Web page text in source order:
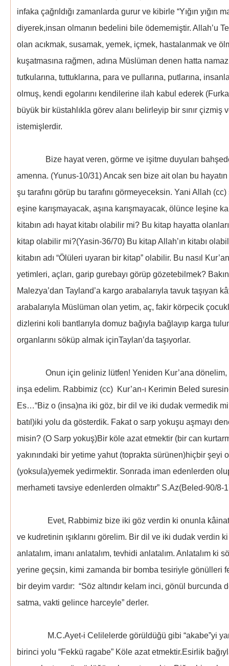
infaka çağrıldığı zamanlarda gurur ve kibirle “Yığın yığın
diyerek,insan olmanın bedelini bile ödememiştir. Allah’u
olan acıkmak, susamak, yemek, içmek, hastalanmak ve
kuşatmasına rağmen, adına Müslüman denen hatta
tutkularına, tuttuklarına, para ve pullarına, putlarına,
olmuş, kendi egolarını kendilerine ilah kabul ederek
büyük bir küstahlıkla görev alanı belirleyip bir sınır çizmiş
istemişlerdir.
Bize hayat veren, görme ve işitme duyuları
amenna. (Yunus-10/31) Ancak sen bize ait olan bu
şu tarafını görüp bu tarafını görmeyeceksin. Yani Allah
eşine karışmayacak, aşına karışmayacak, ölünce leşine
kitabın adı hayat kitabı olabilir mi? Bu kitap hayatta
kitap olabilir mi?(Yasin-36/70) Bu kitap Allah’ın kitabı
kitabın adı “Ölüleri uyaran bir kitap” olabilir. Bu nasıl
yetimleri, açları, garip gurebayı görüp gözetebilmek?
Malezya’dan Tayland’a kargo arabalarıyla tavuk taşıyan
arabalarıyla Müslüman olan yetim, aç, fakir körpecik
dizlerini koli bantlarıyla domuz bağıyla bağlayıp karga
organlarını söküp almak içinTaylan’da taşıyorlar.
Onun için geliniz lütfen! Yeniden Kur’ana dönelim,
inşa edelim. Rabbimiz (cc) Kur’an-ı Kerimin Beled
Es…“Biz o (insa)na iki göz, bir dil ve iki dudak vermedik
batıl)iki yolu da gösterdik. Fakat o sarp yokuşu aşmayı
misin? (O Sarp yokuş)Bir köle azat etmektir (bir can
yakınındaki bir yetime yahut (toprakta sürünen)hiçbir şeyi
(yoksula)yemek yedirmektir. Sonrada iman edenlerden
merhameti tavsiye edenlerden olmaktır” S.Az(Beled-90/8-
Evet, Rabbimiz bize iki göz verdin ki onunla kâinat
ve kudretinin ışıklarını görelim. Bir dil ve iki dudak verdin
anlatalım, imanı anlatalım, tevhidi anlatalım. Anlatalım ki
yerine geçsin, kimi zamanda bir bomba tesiriyle gönülleri
bir deyim vardır: “Söz altındır kelam inci, gönül burcunda
satma, vakti gelince harceyle” derler.
M.C.Ayet-i Celilelerde görüldüğü gibi “akabe”yi yani
birinci yolu “Fekkü ragabe” Köle azat etmektir.Esirlik